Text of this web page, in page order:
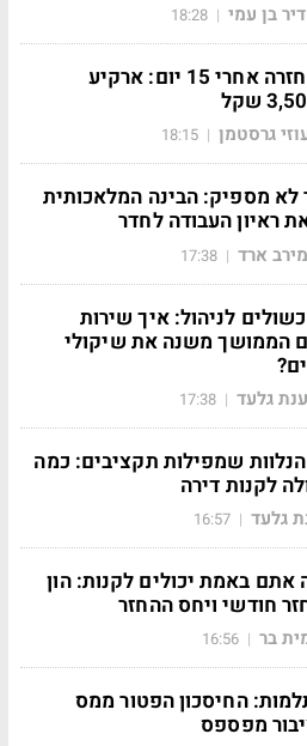
בן עמי |
18:28
המזוודה חזרה אחרי 15 יום: ארקיע
גרסטמן |
18:15
לא מספיק: הבינה המלאכותית
ראיון העבודה לחדר
מירב ארד |
17:38
לניהול: איך שירות
הממושך משנה את שיקולי
ענת גלעד |
17:38
הנלוות שמפילות תקציבים: כמה
לקנות דירה
גלעד |
16:57
אתם באמת יכולים לקנות: הון
חודשי ויחס ההחזר
בר |
16:56
החיסכון הפטור ממס
מפספס